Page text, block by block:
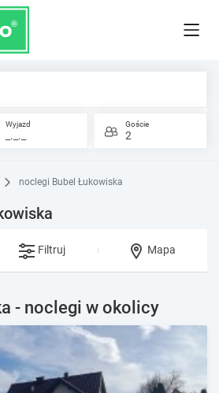
Wyjazd
_._._
Goście
2
noclegi Bubel Łukowiska
Filtruj Mapa
- noclegi w okolicy